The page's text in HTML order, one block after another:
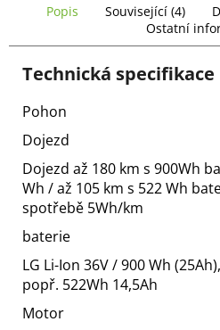
Popis Související (4)
Ostatní
Technická specifikace
Pohon
Dojezd
Dojezd až 180 km s 900Wh
Wh / až 105 km s 522 Wh
spotřebě 5Wh/km
baterie
LG Li-Ion 36V / 900 Wh
popř. 522Wh 14,5Ah
Motor